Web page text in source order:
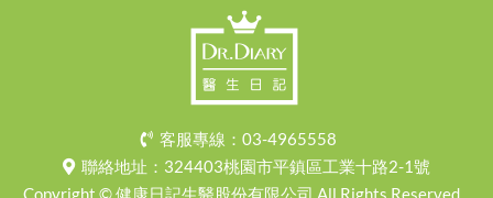
客服專線： 03-4965558
聯絡地址： 324403桃園市平鎮區工業十路2-1號
Copyright © 健康日記生醫股份有限公司 All Rights Reserved.